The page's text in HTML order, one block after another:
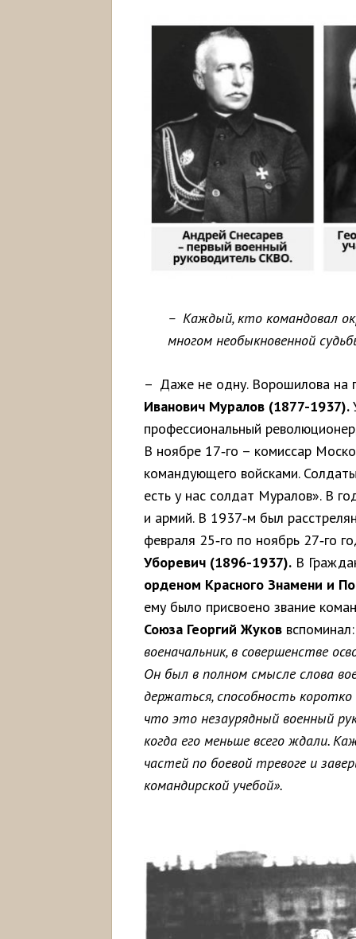
– Каждый, кто командовал
многом необыкновенной
– Даже не одну. Ворошилова на
Иванович Муралов (1877-1937).
профессиональный
В ноябре 17‑го – комиссар
командующего войсками.
есть у нас солдат Муралов». В
и армий. В 1937‑м был
февраля 25‑го по ноябрь 27‑го
Уборевич (1896-1937). В
орденом Красного Знамени и
ему было присвоено звание
Союза ГеоргийЖуков
военачальник, в совершенстве
Он был в полном смысле слова
держаться, способность
что это незаурядный военный
когда его меньше всего ждали.
частей по боевой тревоге и
командирской учебой».